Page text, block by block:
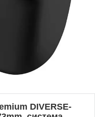
DIVERSE-